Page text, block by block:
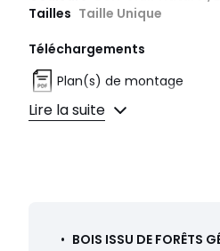
Tailles Taille Unique
Téléchargements
Plan(s) de montage
Caractéristiques
Lire la suite
• BOIS ISSU DE FORÊTS